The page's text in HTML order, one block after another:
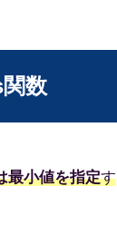
数
最小値を指定す